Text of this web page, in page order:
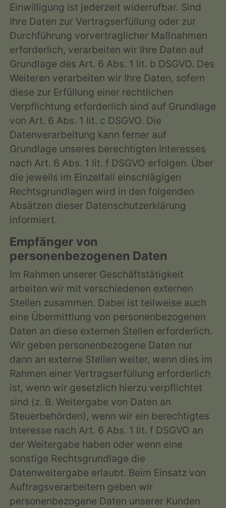
Einwilligung ist jederzeit widerrufbar. Sind
Ihre Daten zur Vertragserfüllung oder zur
Durchführung vorvertraglicher Maßnahmen
erforderlich, verarbeiten wir Ihre Daten auf
Grundlage des Art. 6 Abs. 1 lit. b DSGVO. Des
Weiteren verarbeiten wir Ihre Daten, sofern
diese zur Erfüllung einer rechtlichen
Verpflichtung erforderlich sind auf Grundlage
von Art. 6 Abs. 1 lit. c DSGVO. Die
Datenverarbeitung kann ferner auf
Grundlage unseres berechtigten Interesses
nach Art. 6 Abs. 1 lit. f DSGVO erfolgen. Über
die jeweils im Einzelfall einschlägigen
Rechtsgrundlagen wird in den folgenden
Absätzen dieser Datenschutzerklärung
informiert.
Empfänger von
personenbezogenen Daten
Im Rahmen unserer Geschäftstätigkeit
arbeiten wir mit verschiedenen externen
Stellen zusammen. Dabei ist teilweise auch
eine Übermittlung von personenbezogenen
Daten an diese externen Stellen erforderlich.
Wir geben personenbezogene Daten nur
dann an externe Stellen weiter, wenn dies im
Rahmen einer Vertragserfüllung erforderlich
ist, wenn wir gesetzlich hierzu verpflichtet
sind (z. B. Weitergabe von Daten an
Steuerbehörden), wenn wir ein berechtigtes
Interesse nach Art. 6 Abs. 1 lit. f DSGVO an
der Weitergabe haben oder wenn eine
sonstige Rechtsgrundlage die
Datenweitergabe erlaubt. Beim Einsatz von
Auftragsverarbeitern geben wir
personenbezogene Daten unserer Kunden